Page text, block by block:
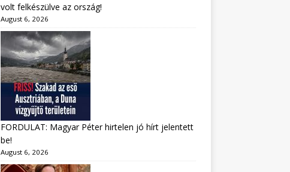
volt felkészülve az ország!
August 6, 2026
FORDULAT: Magyar Péter hirtelen jó hírt jelentett
be!
August 6, 2026